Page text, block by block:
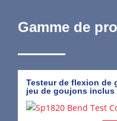
Gamme de
Testeur de flexion de
jeu de goujons inclus